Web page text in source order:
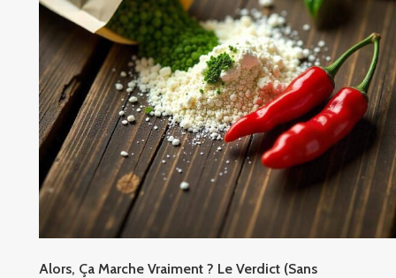
Alors, Ça Marche Vraiment ? Le Verdict (Sans